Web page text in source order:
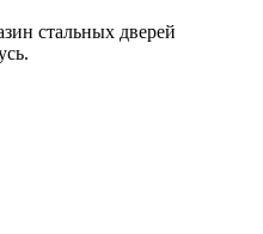
стальных дверей